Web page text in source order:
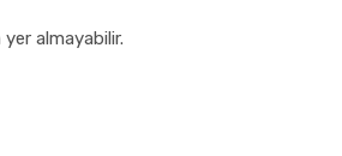
almayabilir.